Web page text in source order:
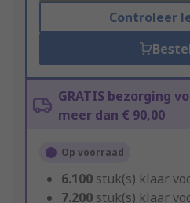
Controleer
GRATIS bezorging
meer dan € 90,00
Op voorraad
6.100 stuk(s) klaar
7.200 stuk(s) klaar